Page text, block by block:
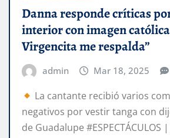
Danna responde críticas
interior con imagen
Virgencita me respalda”
admin Mar 18, 2025
La cantante recibió varios
negativos por vestir tanga con
de Guadalupe #ESPECTÁCULOS